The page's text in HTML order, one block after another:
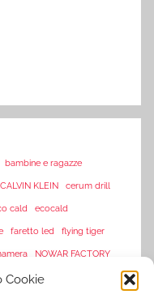
Cookie
bambine e ragazze
CALVIN KLEIN cerum drill
cald ecocald
faretto led flying tiger
NOWAR FACTORY
sarenza